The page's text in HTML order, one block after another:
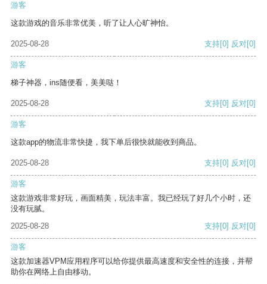
游客
这款游戏的音乐非常优美，听了让人心旷神怡。
2025-08-28 支持[0] 反对[0]
游客
梯子神器，ins随便看，美美哒！
2025-08-28 支持[0] 反对[0]
游客
这款app的物流非常快捷，我下单后很快就能收到商品。
2025-08-28 支持[0] 反对[0]
游客
这款游戏非常好玩，画面精美，玩法丰富。我已经玩了好几个小时，还
没有玩腻。
2025-08-28
支持[0] 反对[0]
游客
这款加速器VPM应用程序可以给你提供最高速度和安全性的连接，并帮
助你在网络上自由移动。